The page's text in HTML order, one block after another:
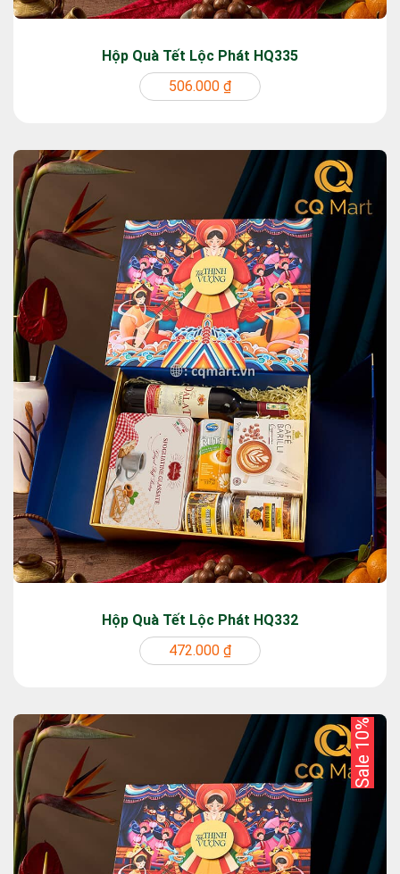
Hộp Quà Tết Lộc Phát HQ335
506.000 ₫
Hộp Quà Tết Lộc Phát HQ332
472.000 ₫
Sale 10%